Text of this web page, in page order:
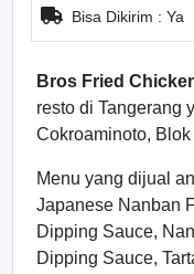
Bisa Dikirim : Ya
Bros Fried
resto di Tangerang
Cokroaminoto,
Menu yang dijual
Japanese Nanban
Dipping Sauce,
Dipping Sauce,